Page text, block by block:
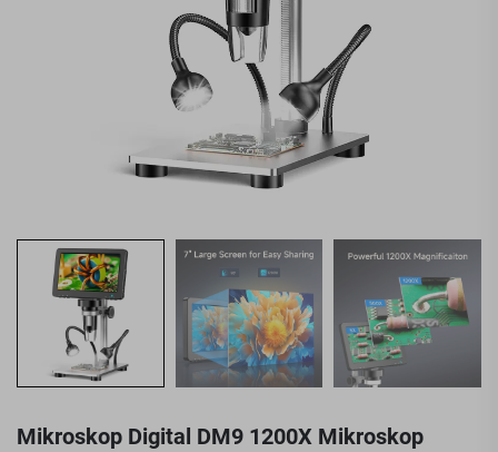
Mikroskop Digital DM9 1200X Mikroskop